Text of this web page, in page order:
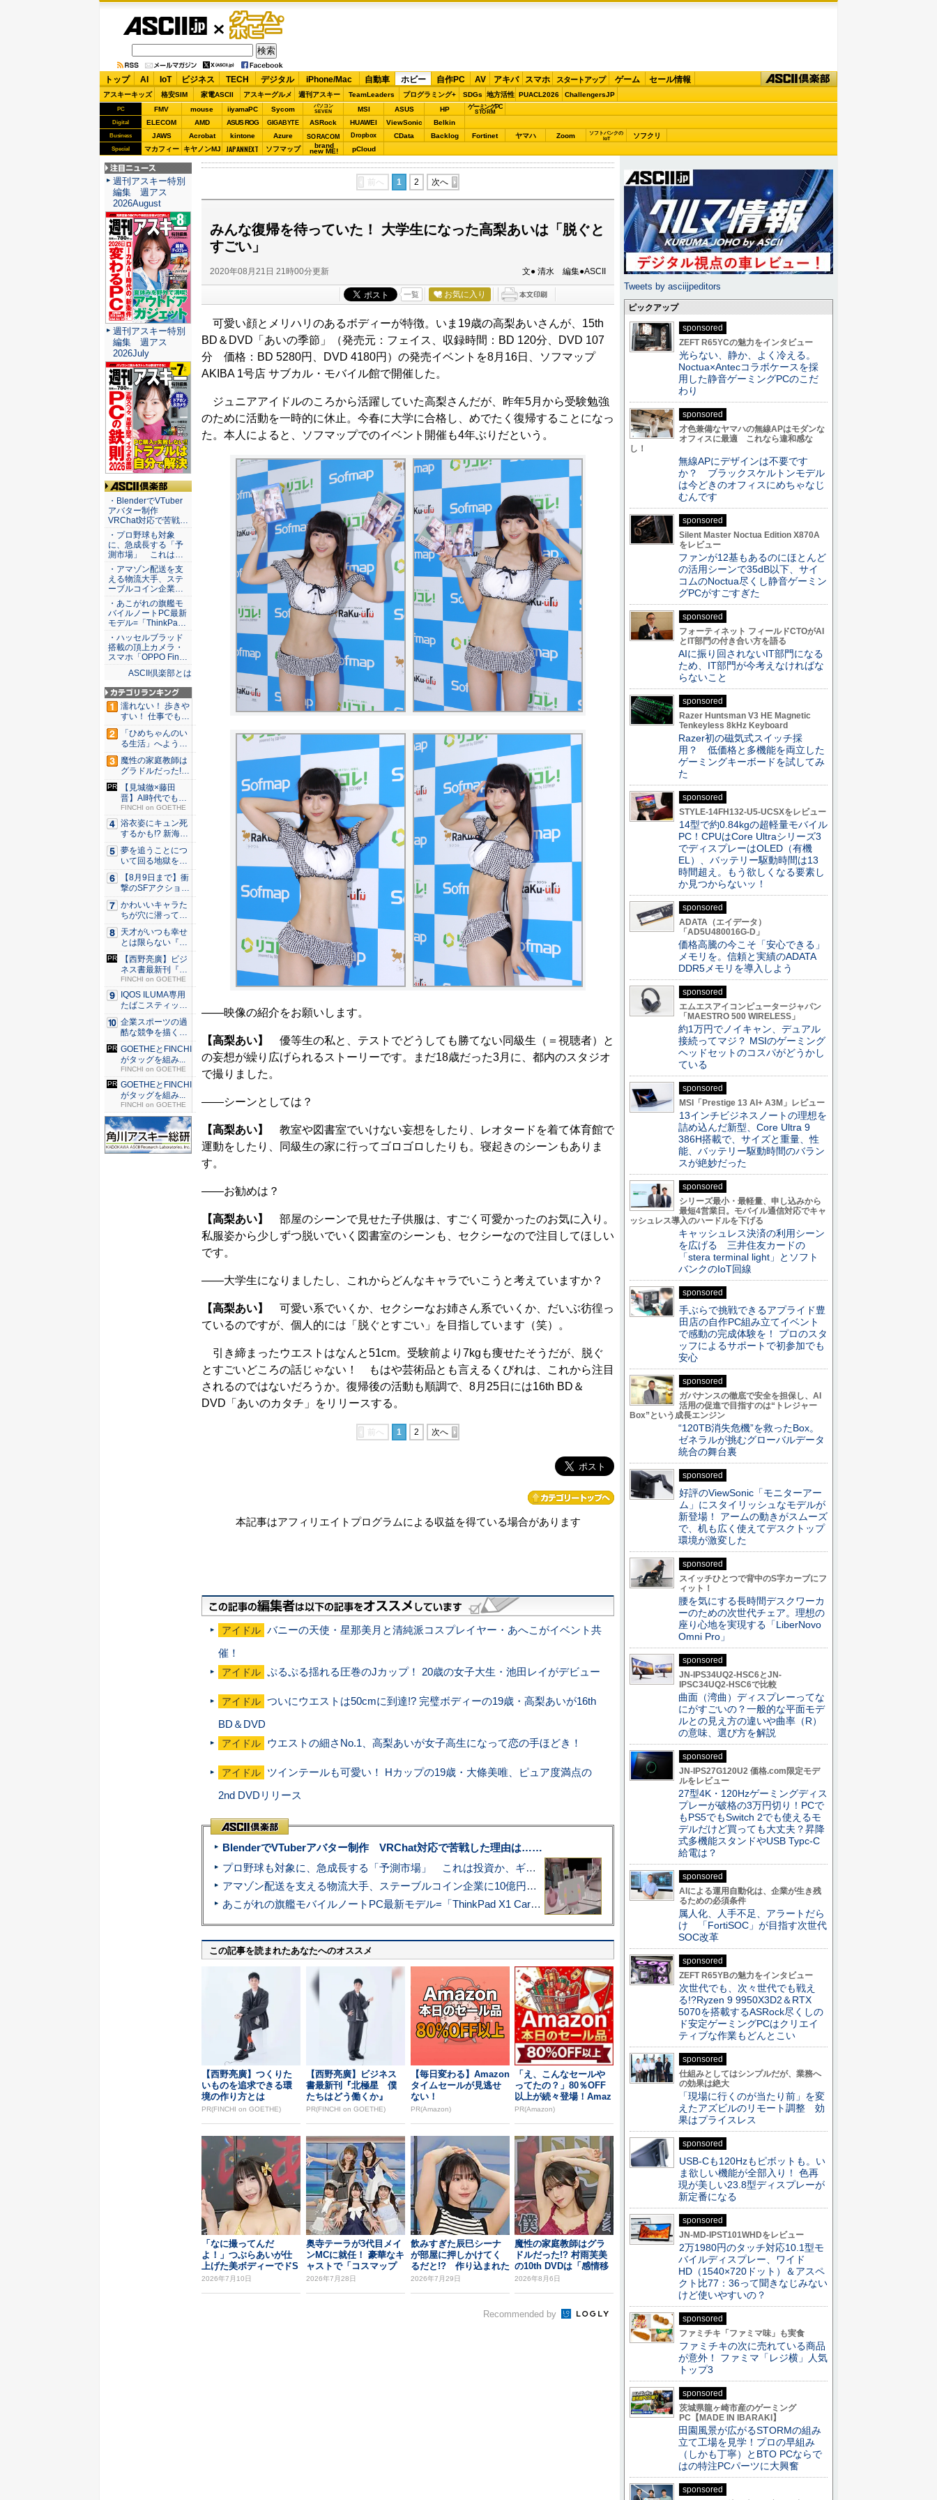
ゲーム・
ホビー
トップ AI IoT ビジネス TECH デジタル iPhone/Mac 自動車 ホビー 自作PC AV アキバ スマホ スタートアップ ゲーム セール情報
アスキーキッズ 格安SIM 家電ASCII アスキーグルメ 週刊アスキー TeamLeaders プログラミング+ SDGs 地方活性 PUACL2026 ChallengersJP
PC FMV mouse iiyamaPC Sycom
パソコン
SEVEN
MSI ASUS HP ゲーミングPC
STORM
Digital ELECOM AMD ASUS ROG GIGABYTE ASRock HUAWEI ViewSonic Belkin
Business JAWS Acrobat kintone Azure SORACOM Dropbox CData Backlog Fortinet ヤマハ Zoom
ソフトバンクの
IoT
ソフクリ
Special マカフィー キヤノンMJ JAPANNEXT ソフマップ brand
new ME! pCloud
前へ 1 2 次へ
みんな復帰を待っていた！ 大学生になった高梨あいは「脱ぐと
すごい」
2020年08月21日 21時00分更新 文● 清水 編集●ASCII
一覧 お気に入り
可愛い顔とメリハリのあるボディーが特徴。いま19歳の高梨あいさんが、15th
BD＆DVD「あいの季節」（発売元：フェイス、収録時間：BD 120分、DVD 107
分 価格：BD 5280円、DVD 4180円）の発売イベントを8月16日、ソフマップ
AKIBA 1号店 サブカル・モバイル館で開催した。
ジュニアアイドルのころから活躍していた高梨さんだが、昨年5月から受験勉強
のために活動を一時的に休止。今春に大学に合格し、めでたく復帰することになっ
た。本人によると、ソフマップでのイベント開催も4年ぶりだという。
――映像の紹介をお願いします。
【高梨あい】
優等生の私と、テストでどうしても勝てない同級生（＝視聴者）と
の妄想が繰り広げられるストーリーです。まだ18歳だった3月に、都内のスタジオ
で撮りました。
――シーンとしては？
【高梨あい】
教室や図書室でいけない妄想をしたり、レオタードを着て体育館で
運動をしたり、同級生の家に行ってゴロゴロしたりも。寝起きのシーンもありま
す。
――お勧めは？
【高梨あい】
部屋のシーンで見せた子供服は、すごく可愛かったのお気に入り。
私服姿から少しずつ脱いでいく図書室のシーンも、セクシーなので注目してほしい
です。
――大学生になりましたし、これからどんなキャラでいこうと考えていますか？
【高梨あい】
可愛い系でいくか、セクシーなお姉さん系でいくか、だいぶ彷徨っ
ているのですが、個人的には「脱ぐとすごい」を目指しています（笑）。
引き締まったウエストはなんと51cm。受験前より7kgも痩せたそうだが、脱ぐ
とすごいどころの話じゃない！ もはや芸術品とも言えるくびれは、これから注目
されるのではないだろうか。復帰後の活動も順調で、8月25日には16th BD＆
DVD「あいのカタチ」をリリースする。
前へ 1 2 次へ
本記事はアフィリエイトプログラムによる収益を得ている場合があります
アイドル バニーの天使・星那美月と清純派コスプレイヤー・あへこがイベント共
催！
アイドル ぷるぷる揺れる圧巻のJカップ！ 20歳の女子大生・池田レイがデビュー
アイドル ついにウエストは50cmに到達!? 完璧ボディーの19歳・高梨あいが16th
BD＆DVD
アイドル ウエストの細さNo.1、高梨あいが女子高生になって恋の手ほどき！
アイドル
ツインテールも可愛い！ Hカップの19歳・大條美唯、ピュア度満点の
2nd DVDリリース
BlenderでVTuberアバター制作 VRChat対応で苦戦した理由は……
プロ野球も対象に、急成長する「予測市場」 これは投資か、ギャンブルか
アマゾン配送を支える物流大手、ステーブルコイン企業に10億円投資のワケ
あこがれの旗艦モバイルノートPC最新モデル=「ThinkPad X1 Carbon Gen 14 Aura Edition」実機レビュー
この記事を読まれたあなたへのオススメ
【西野亮廣】つくりた
いものを追求できる環
境の作り方とは
PR(FINCHI on GOETHE)
【西野亮廣】ビジネス
書最新刊『北極星 僕
たちはどう働くか』
PR(FINCHI on GOETHE)
【毎日変わる】Amazon
タイムセールが見逃せ
ない！
PR(Amazon)
「え、こんなセールや
ってたの？」80％OFF
以上が続々登場！Amaz
onの本気が...
PR(Amazon)
「なに撮ってんだ
よ！」つぶらあいが仕
上げた美ボディーでドS
な演技に挑んだ2nd ...
2026年7月10日
奥寺テーラが3代目メイ
ンMCに就任！ 豪華なキ
ャストで「コスマップ
撮影会 vol...
2026年7月28日
飲みすぎた辰巳シーナ
が部屋に押しかけてく
るだと!? 作り込まれた
演出で魅せる14...
2026年7月29日
魔性の家庭教師はグラ
ドルだった!? 村雨芙美
の10th DVDは「感情移
入できた...
2026年8月6日
Recommended by
注目ニュース
週刊アスキー特別
編集 週アス
2026August
週刊アスキー特別
編集 週アス
2026July
ASCII倶楽部
・BlenderでVTuber
アバター制作
VRChat対応で苦戦…
・プロ野球も対象
に、急成長する「予
測市場」 これは…
・アマゾン配送を支
える物流大手、ステ
ーブルコイン企業…
・あこがれの旗艦モ
バイルノートPC最新
モデル=「ThinkPa…
・ハッセルブラッド
搭載の頂上カメラ・
スマホ「OPPO Fin…
ASCII倶楽部とは
濡れない！ 歩きや
すい！ 仕事でも履
ける...
「ひめちゃんのい
る生活」へようこ
そ！ 「...
魔性の家庭教師は
グラドルだった!?
村雨...
【見城徹×藤田
晋】AI時代でも変
わらない...
FINCHI on GOETHE
浴衣姿にキュン死
するかも!? 新海ま
きが...
夢を追うことにつ
いて回る地獄を描
く『二階...
【8月9日まで】衝
撃のSFアクション
『G...
かわいいキャラた
ちが穴に潜ってひ
どい目に...
天才がいつも幸せ
とは限らない『ダ
イヤモン...
【西野亮廣】ビジ
ネス書最新刊『北
極星 僕...
FINCHI on GOETHE
IQOS ILUMA専用
たばこスティッ
ク...
企業スポーツの過
酷な競争を描く『J
JM ...
GOETHEとFINCHI
がタッグを組み...
FINCHI on GOETHE
GOETHEとFINCHI
がタッグを組み...
FINCHI on GOETHE
Tweets by asciijpeditors
ピックアップ
sponsored
ZEFT R65YCの魅力をインタビュー
光らない、静か、よく冷える。
Noctua×Antecコラボケースを採
用した静音ゲーミングPCのこだ
わり
sponsored
才色兼備なヤマハの無線APはモダンな
オフィスに最適 これなら違和感な
し！
無線APにデザインは不要です
か？ ブラックスケルトンモデル
は今どきのオフィスにめちゃなじ
むんです
sponsored
Silent Master Noctua Edition X870A
をレビュー
ファンが12基もあるのにほとんど
の活用シーンで35dB以下、サイ
コムのNoctua尽くし静音ゲーミン
グPCがすごすぎた
sponsored
フォーティネット フィールドCTOがAI
とIT部門の付き合い方を語る
AIに振り回されないIT部門になる
ため、IT部門が今考えなければな
らないこと
sponsored
Razer Huntsman V3 HE Magnetic
Tenkeyless 8kHz Keyboard
Razer初の磁気式スイッチ採
用？ 低価格と多機能を両立した
ゲーミングキーボードを試してみ
た
sponsored
STYLE-14FH132-U5-UCSXをレビュー
14型で約0.84kgの超軽量モバイル
PC！CPUはCore Ultraシリーズ3
でディスプレーはOLED（有機
EL）、バッテリー駆動時間は13
時間超え。もう欲しくなる要素し
か見つからないッ！
sponsored
ADATA（エイデータ）
「AD5U480016G-D」
価格高騰の今こそ「安心できる」
メモリを。信頼と実績のADATA
DDR5メモリを導入しよう
sponsored
エムエスアイコンピュータージャパン
「MAESTRO 500 WIRELESS」
約1万円でノイキャン、デュアル
接続ってマジ？ MSIのゲーミング
ヘッドセットのコスパがどうかし
ている
sponsored
MSI「Prestige 13 AI+ A3M」レビュー
13インチビジネスノートの理想を
詰め込んだ新型、Core Ultra 9
386H搭載で、サイズと重量、性
能、バッテリー駆動時間のバラン
スが絶妙だった
sponsored
シリーズ最小・最軽量、申し込みから
最短4営業日。モバイル通信対応でキャ
ッシュレス導入のハードルを下げる
キャッシュレス決済の利用シーン
を広げる 三井住友カードの
「stera terminal light」とソフト
バンクのIoT回線
sponsored
手ぶらで挑戦できるアプライド豊
田店の自作PC組み立てイベント
で感動の完成体験を！ プロのスタ
ッフによるサポートで初参加でも
安心
sponsored
ガバナンスの徹底で安全を担保し、AI
活用の促進で目指すのは“トレジャー
Box”という成長エンジン
“120TB消失危機”を救ったBox。
ゼネラルが挑むグローバルデータ
統合の舞台裏
sponsored
好評のViewSonic「モニターアー
ム」にスタイリッシュなモデルが
新登場！ アームの動きがスムーズ
で、机も広く使えてデスクトップ
環境が激変した
sponsored
スイッチひとつで背中のS字カーブにフ
ィット！
腰を気にする長時間デスクワーカ
ーのための次世代チェア。理想の
座り心地を実現する「LiberNovo
Omni Pro」
sponsored
JN-IPS34UQ2-HSC6とJN-
IPSC34UQ2-HSC6で比較
曲面（湾曲）ディスプレーってな
にがすごいの？一般的な平面モデ
ルとの見え方の違いや曲率（R）
の意味、選び方を解説
sponsored
JN-IPS27G120U2 価格.com限定モデ
ルをレビュー
27型4K・120Hzゲーミングディス
プレーが破格の3万円切り！PCで
もPS5でもSwitch 2でも使えるモ
デルだけど買っても大丈夫？昇降
式多機能スタンドやUSB Typc-C
給電は？
sponsored
AIによる運用自動化は、企業が生き残
るための必須条件
属人化、人手不足、アラートだら
け 「FortiSOC」が目指す次世代
SOC改革
sponsored
ZEFT R65YBの魅力をインタビュー
次世代でも、次々世代でも戦え
る!?Ryzen 9 9950X3D2＆RTX
5070を搭載するASRock尽くしの
ド安定ゲーミングPCはクリエイ
ティブな作業もどんとこい
sponsored
仕組みとしてはシンプルだが、業務へ
の効果は絶大
「現場に行くのが当たり前」を変
えたアズビルのリモート調整 効
果はプライスレス
sponsored
USB-Cも120Hzもピボットも。い
ま欲しい機能が全部入り！ 色再
現が美しい23.8型ディスプレーが
新定番になる
sponsored
JN-MD-IPST101WHDをレビュー
2万1980円のタッチ対応10.1型モ
バイルディスプレー、ワイド
HD（1540×720ドット）＆アスペ
クト比77：36って聞きなじみない
けど使いやすいの？
sponsored
ファミチキ「ファミマ味」も実食
ファミチキの次に売れている商品
が意外！ ファミマ「レジ横」人気
トップ3
sponsored
茨城県龍ヶ崎市産のゲーミング
PC【MADE IN IBARAKI】
田園風景が広がるSTORMの組み
立て工場を見学！プロの早組み
（しかも丁寧）とBTO PCならで
はの特注PCパーツに大興奮
sponsored